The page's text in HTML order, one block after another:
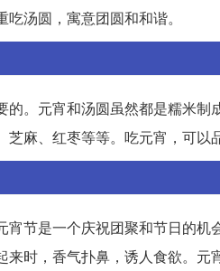
汤圆，寓意团圆和和谐。
的。元宵和汤圆虽然都是糯米
麻、红枣等等。吃元宵，可以
宵节是一个庆祝团聚和节日的
时，香气扑鼻，诱人食欲。元